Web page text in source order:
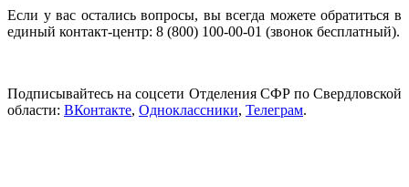
Если у вас остались вопросы, вы всегда можете обратиться в
единый контакт-центр: 8 (800) 100-00-01 (звонок бесплатный).
Подписывайтесь на соцсети Отделения СФР по Свердловской
области: ВКонтакте, Одноклассники, Телеграм.